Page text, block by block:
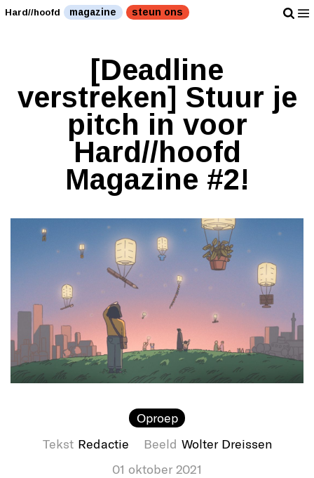
Hard//hoofd magazine steun ons
[Deadline
verstreken] Stuur je
pitch in voor
Hard//hoofd
Magazine #2!
Oproep
Tekst Redactie Beeld Wolter Dreissen
01 oktober 2021